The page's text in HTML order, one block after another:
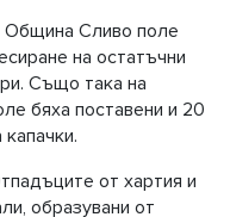
Община Сливо поле
на остатъчни
Също така на
бяха поставени и 20
от хартия и
образувани от